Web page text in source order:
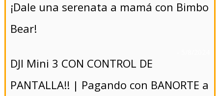
¡Dale una serenata a mamá con Bimbo
Bear!
DJI Mini 3 CON CONTROL DE
PANTALLA!! | Pagando con BANORTE a